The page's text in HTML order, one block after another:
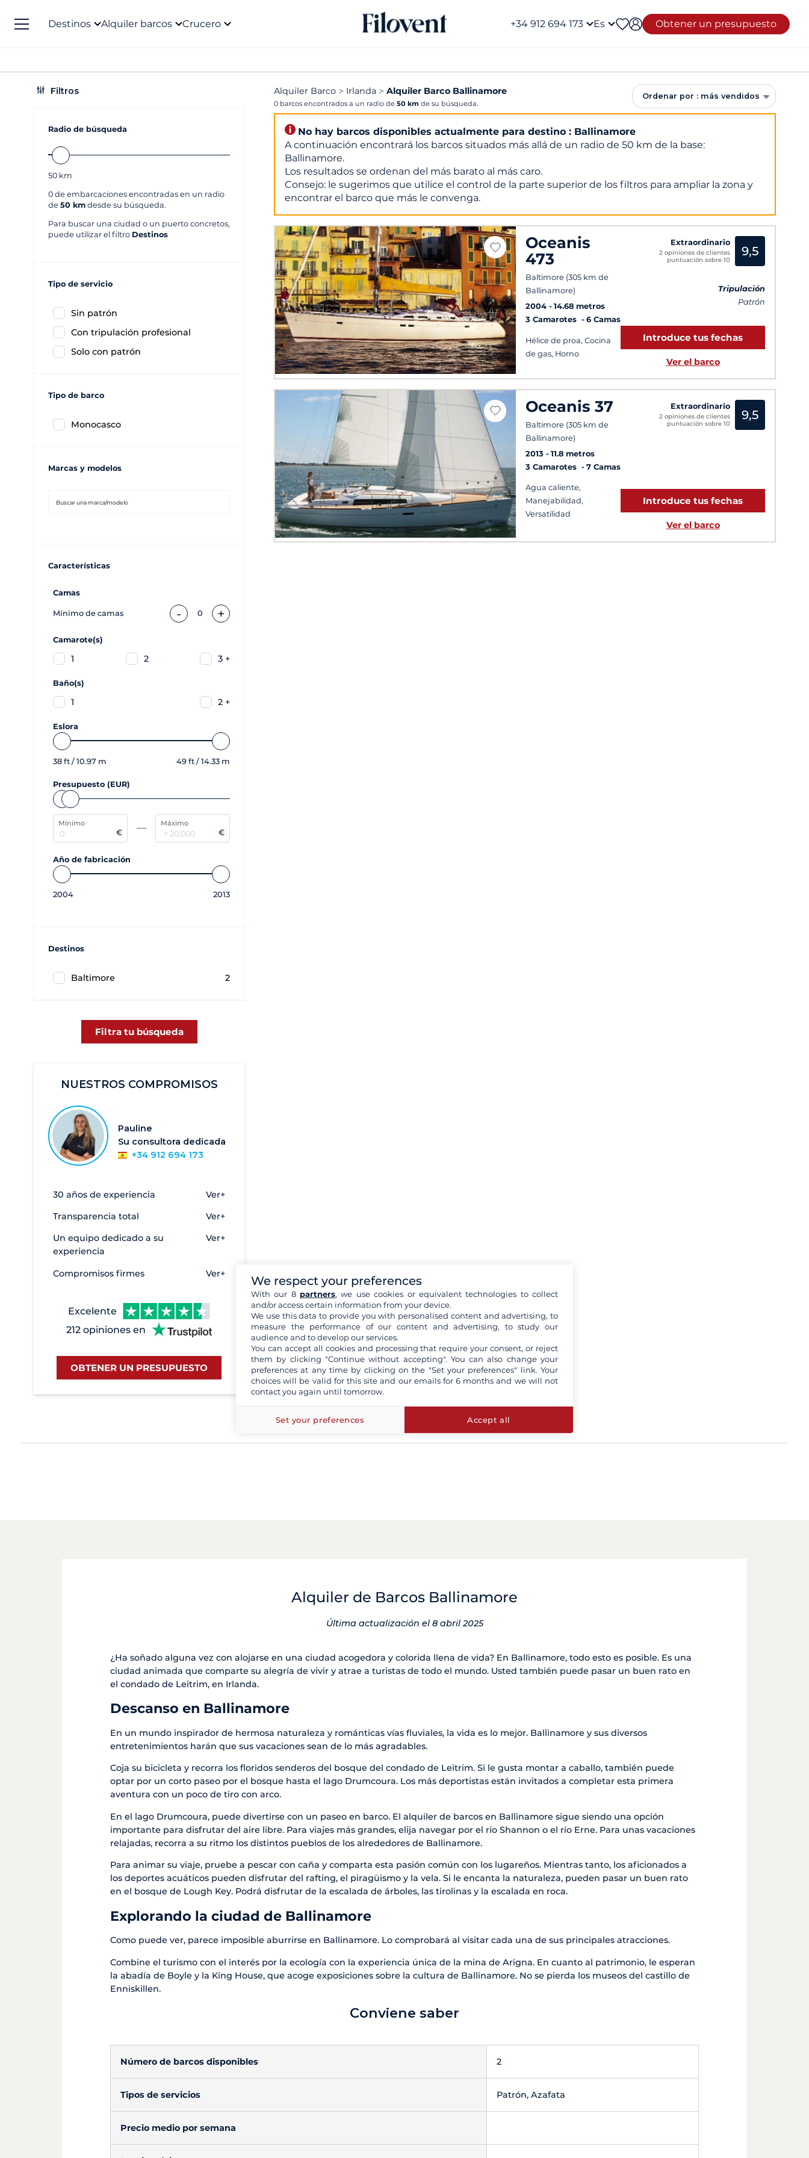
Destinos Alquiler barcos Crucero +34 912 694 173 Es Obtener un presupuesto
Filtros
Radio de búsqueda
50 km
0 de embarcaciones encontradas en un radio
de 50 km desde su búsqueda.
Para buscar una ciudad o un puerto concretos,
puede utilizar el filtro Destinos
Tipo de servicio
Sin patrón
Con tripulación profesional
Solo con patrón
Tipo de barco
Monocasco
Marcas y modelos
Características
Camas
Mínimo de camas - 0 +
Camarote(s)
1 2 3 +
Baño(s)
1 2 +
Eslora
38 ft / 10.97 m 49 ft / 14.33 m
Presupuesto (EUR)
Mínimo
€
Máximo
€
Año de fabricación
2004 2013
Destinos
Baltimore 2
Filtra tu búsqueda
NUESTROS COMPROMISOS
Pauline
Su consultora dedicada
+34 912 694 173
30 años de experiencia Ver+
Transparencia total Ver+
Un equipo dedicado a su
experiencia
Ver+
Compromisos firmes Ver+
Excelente
212 opiniones en
OBTENER UN PRESUPUESTO
Alquiler Barco Irlanda Alquiler Barco Ballinamore
0 barcos encontrados a un radio de 50 km de su búsqueda.
Ordenar por : más vendidos
No hay barcos disponibles actualmente para destino : Ballinamore
A continuación encontrará los barcos situados más allá de un radio de 50 km de la base:
Ballinamore.
Los resultados se ordenan del más barato al más caro.
Consejo: le sugerimos que utilice el control de la parte superior de los filtros para ampliar la zona y
encontrar el barco que más le convenga.
Oceanis
473
Baltimore (305 km de
Ballinamore)
2004
14.68 metros
3 Camarotes
6 Camas
Hélice de proa, Cocina
de gas, Horno
Extraordinario
2 opiniones de clientes
puntuación sobre 10
9,5
Tripulación
Patrón
Introduce tus fechas
Ver el barco
Oceanis 37
Baltimore (305 km de
Ballinamore)
2013
11.8 metros
3 Camarotes
7 Camas
Agua caliente,
Manejabilidad,
Versatilidad
Extraordinario
2 opiniones de clientes
puntuación sobre 10
9,5
Introduce tus fechas
Ver el barco
Alquiler de Barcos Ballinamore
Última actualización el 8 abril 2025
¿Ha soñado alguna vez con alojarse en una ciudad acogedora y colorida llena de vida? En Ballinamore, todo esto es posible. Es una
ciudad animada que comparte su alegría de vivir y atrae a turistas de todo el mundo. Usted también puede pasar un buen rato en
el condado de Leitrim, en Irlanda.
Descanso en Ballinamore
En un mundo inspirador de hermosa naturaleza y románticas vías fluviales, la vida es lo mejor. Ballinamore y sus diversos
entretenimientos harán que sus vacaciones sean de lo más agradables.
Coja su bicicleta y recorra los floridos senderos del bosque del condado de Leitrim. Si le gusta montar a caballo, también puede
optar por un corto paseo por el bosque hasta el lago Drumcoura. Los más deportistas están invitados a completar esta primera
aventura con un poco de tiro con arco.
En el lago Drumcoura, puede divertirse con un paseo en barco. El alquiler de barcos en Ballinamore sigue siendo una opción
importante para disfrutar del aire libre. Para viajes más grandes, elija navegar por el río Shannon o el río Erne. Para unas vacaciones
relajadas, recorra a su ritmo los distintos pueblos de los alrededores de Ballinamore.
Para animar su viaje, pruebe a pescar con caña y comparta esta pasión común con los lugareños. Mientras tanto, los aficionados a
los deportes acuáticos pueden disfrutar del rafting, el piragüismo y la vela. Si le encanta la naturaleza, pueden pasar un buen rato
en el bosque de Lough Key. Podrá disfrutar de la escalada de árboles, las tirolinas y la escalada en roca.
Explorando la ciudad de Ballinamore
Como puede ver, parece imposible aburrirse en Ballinamore. Lo comprobará al visitar cada una de sus principales atracciones.
Combine el turismo con el interés por la ecología con la experiencia única de la mina de Arigna. En cuanto al patrimonio, le esperan
la abadía de Boyle y la King House, que acoge exposiciones sobre la cultura de Ballinamore. No se pierda los museos del castillo de
Enniskillen.
Conviene saber
Número de barcos disponibles 2
Tipos de servicios Patrón, Azafata
Precio medio por semana
We respect your preferences
With our 8 partners, we use cookies or equivalent technologies to collect
and/or access certain information from your device.
We use this data to provide you with personalised content and advertising, to
measure the performance of our content and advertising, to study our
audience and to develop our services.
You can accept all cookies and processing that require your consent, or reject
them by clicking "Continue without accepting". You can also change your
preferences at any time by clicking on the "Set your preferences" link. Your
choices will be valid for this site and our emails for 6 months and we will not
contact you again until tomorrow.
Set your preferences Accept all